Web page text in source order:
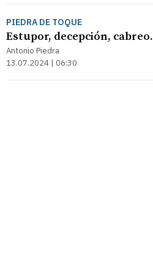
PIEDRA DE TOQUE
Estupor, decepción, cabreo.
Antonio Piedra
13.07.2024 | 06:30